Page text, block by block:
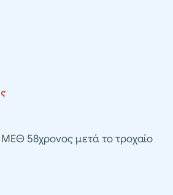
58χρονος μετά το τροχαίο